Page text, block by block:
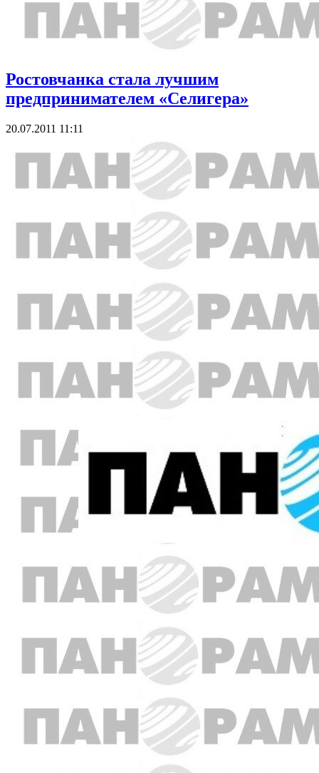
Ростовчанка стала лучшим
предпринимателем «Селигера»
20.07.2011 11:11